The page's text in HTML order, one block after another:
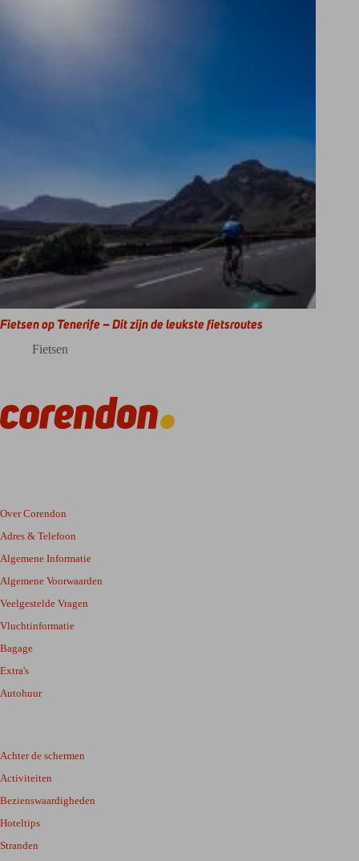
Fietsen op Tenerife – Dit zijn de leukste fietsroutes
Fietsen
Over Corendon
Adres & Telefoon
Algemene Informatie
Algemene Voorwaarden
Veelgestelde Vragen
Vluchtinformatie
Bagage
Extra's
Autohuur
Achter de schermen
Activiteiten
Bezienswaardigheden
Hoteltips
Stranden